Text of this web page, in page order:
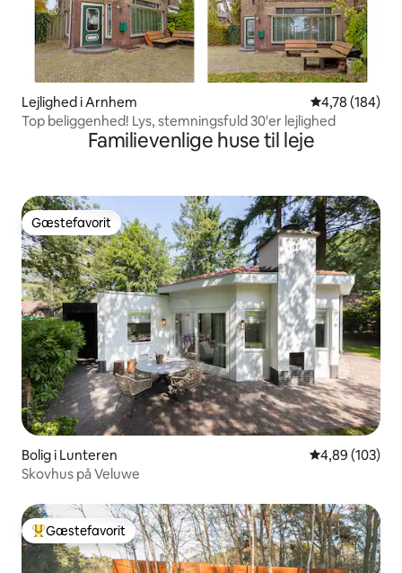
Lejlighed i Arnhem 4,78 ud af 5 i
4,78 (184)
Top beliggenhed! Lys, stemningsfuld 30'er lejlighed
Familievenlige huse til leje
Gæstefavorit
Gæstefavorit
Bolig i Lunteren 4,89 ud af 5 i
4,89 (103)
Skovhus på Veluwe
Bedste gæstefavorit
Gæstefavorit